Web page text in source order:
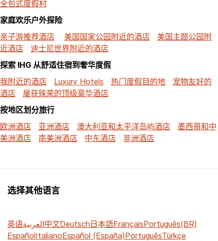
全包式度假村
家庭欢乐户外探险
亲子游推荐酒店
美国国家公园附近的酒店
美国主题公园附
近酒店
迪士尼世界附近的酒店
探索 IHG 从舒适住宿到奢华度假
我附近的酒店
Luxury Hotels 热门度假目的地
宠物友好的
酒店
屡获殊荣的顶级豪华酒店
按地区划分旅行
欧洲酒店
亚洲酒店 澳大利亚和太平洋岛屿酒店
墨西哥和中
美洲酒店
南美洲酒店 中东酒店 非洲酒店
选择其他语言
英语العربية中文Deutsch日本語FrançaisPortuguês(BR)
EspañolItalianoEspañol (España)PortuguêsTürkçe